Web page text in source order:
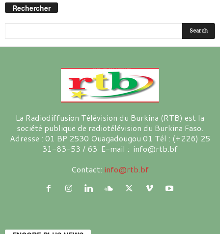
Rechercher
La Radiodiffusion Télévision du Burkina (RTB) est la
société publique de radiotélévision du Burkina Faso.
Adresse : 01 BP 2530 Ouagadougou 01 Tél : (+226) 25
31-83-53 / 63 E-mail : info@rtb.bf
Contact: info@rtb.bf